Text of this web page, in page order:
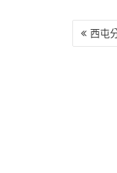
文
章
西屯